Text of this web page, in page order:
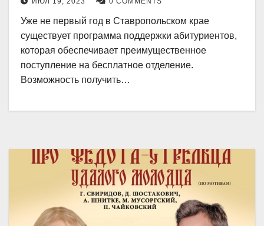
установленными мерами, с
целью поступления в
медицинский вуз в районе.
Уже не первый год в Ставропольском крае
существует программа поддержки абитуриентов,
которая обеспечивает преимущественное
поступление на бесплатное отделение.
Возможность получить…